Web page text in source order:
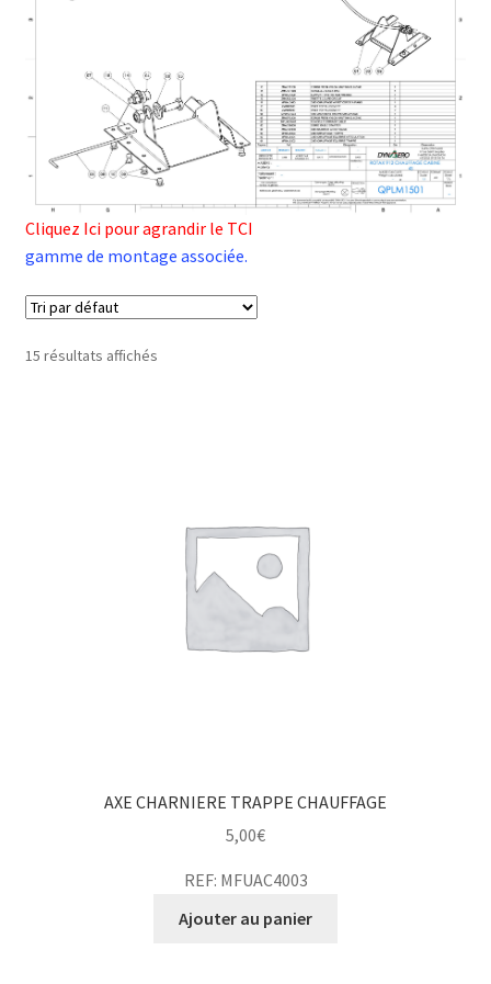
Cliquez Ici pour agrandir le TCI
gamme de montage associée.
15 résultats affichés
AXE CHARNIERE TRAPPE CHAUFFAGE
5,00€
REF: MFUAC4003
Ajouter au panier